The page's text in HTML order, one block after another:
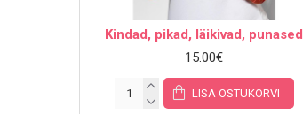
Kindad, pikad, läikivad, punased
15.00€
LISA OSTUKORVI